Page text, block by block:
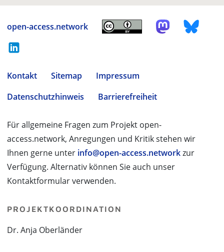
open-access.network
Kontakt Sitemap
Impressum
Datenschutzhinweis
Barrierefreiheit
Für allgemeine Fragen zum Projekt open-
access.network, Anregungen und Kritik stehen wir
Ihnen gerne unter info@open-access.networkzur
Verfügung. Alternativ können Sie auch unser
Kontaktformular verwenden.
PROJEKTKOORDINATION
Dr. Anja Oberländer